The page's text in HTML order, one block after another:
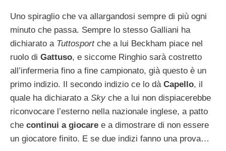
Uno spiraglio che va allargandosi sempre di più ogni
minuto che passa. Sempre lo stesso Galliani ha
dichiarato a Tuttosport che a lui Beckham piace nel
ruolo di Gattuso, e siccome Ringhio sarà costretto
all’infermeria fino a fine campionato, già questo è un
primo indizio. Il secondo indizio ce lo dà Capello, il
quale ha dichiarato a Sky che a lui non dispiacerebbe
riconvocare l’esterno nella nazionale inglese, a patto
che continui a giocare e a dimostrare di non essere
un giocatore finito. E se due indizi fanno una prova…